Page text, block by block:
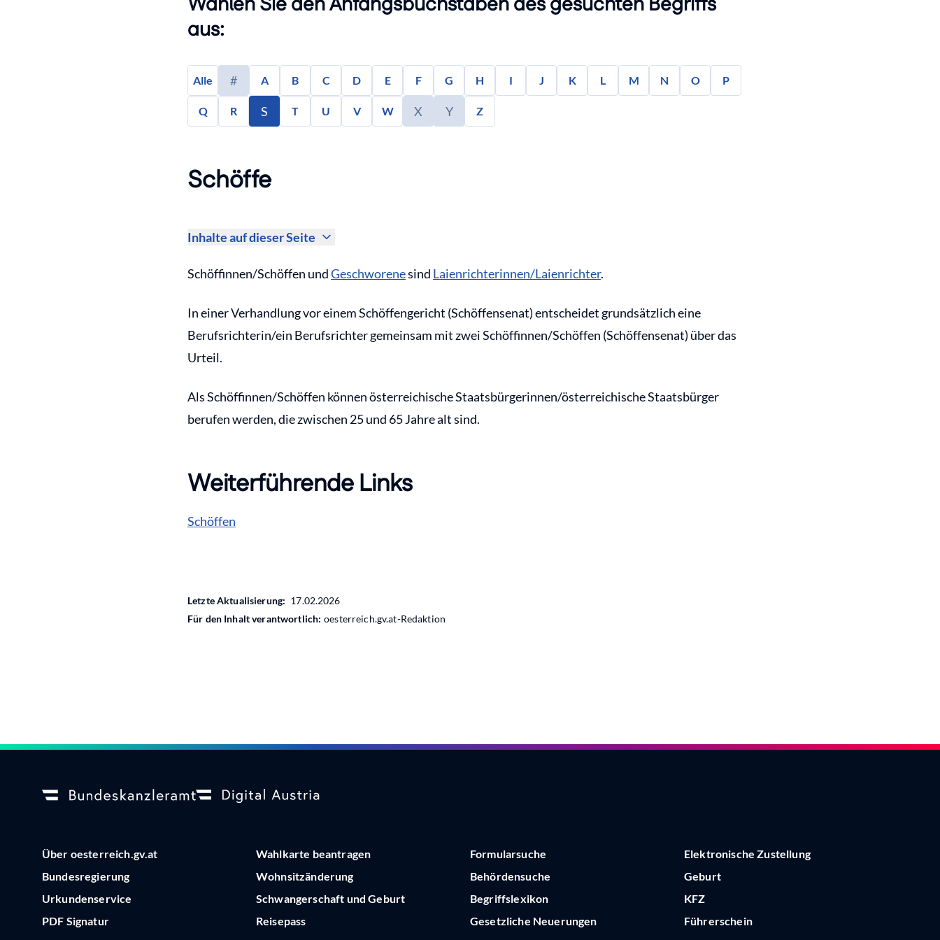
aus:
Alle # A B C D E F G H I J K L M N O P
Q R S T U V W X Y Z
Schöffe
Inhalte auf dieser Seite
Schöffinnen/Schöffen undGeschworenesind Laienrichterinnen/Laienrichter.
In einer Verhandlung vor einem Schöffengericht (Schöffensenat) entscheidet grundsätzlich eine
Berufsrichterin/ein Berufsrichter gemeinsam mit zwei Schöffinnen/Schöffen (Schöffensenat) über das
Urteil.
Als Schöffinnen/Schöffen können österreichische Staatsbürgerinnen/österreichische Staatsbürger
berufen werden, die zwischen 25 und 65 Jahre alt sind.
Weiterführende Links
Schöffen
Letzte Aktualisierung: 17.02.2026
Für den Inhalt verantwortlich: oesterreich.gv.at-Redaktion
Über oesterreich.gv.at
Bundesregierung
Urkundenservice
PDF Signatur
Wahlkarte beantragen
Wohnsitzänderung
Schwangerschaft und Geburt
Reisepass
Formularsuche
Behördensuche
Begriffslexikon
Gesetzliche Neuerungen
Elektronische Zustellung
Geburt
KFZ
Führerschein